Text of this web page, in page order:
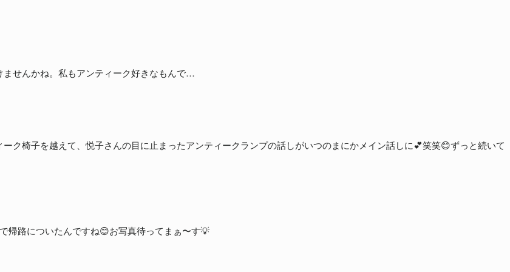
せんかね。私もアンティーク好きなもんで…
ク椅子を越えて、悦子さんの目に止まったアンティークランプの話しがいつのまにかメイン話しに💕笑笑😊ずっと続いて
帰路についたんですね😊お写真待ってまぁ〜す💡